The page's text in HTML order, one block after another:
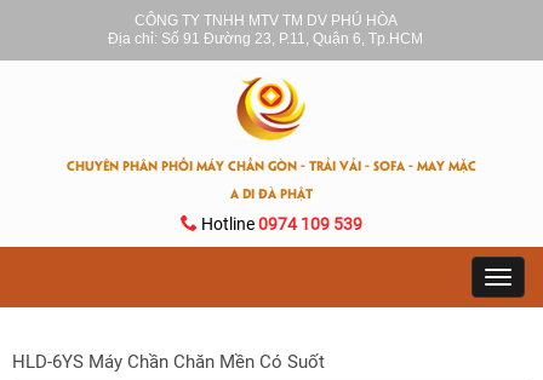
CÔNG TY TNHH MTV TM DV PHÚ HÒA
Địa chỉ: Số 91 Đường 23, P.11, Quận 6, Tp.HCM
CHUYÊN PHÂN PHỐI MÁY CHẦN GÒN - TRẢI VẢI - SOFA - MAY MẶC
A DI ĐÀ PHẬT
Hotline0974 109 539
HLD-6YS Máy Chần Chăn Mền Có Suốt